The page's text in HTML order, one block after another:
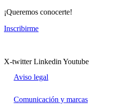
¡Queremos conocerte!
Inscribirme
X-twitter Linkedin Youtube
Aviso legal
Comunicación y marcas